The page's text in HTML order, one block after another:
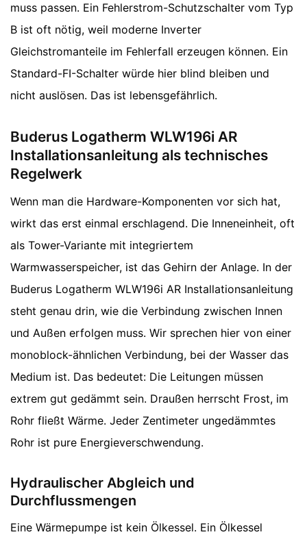
muss passen. Ein Fehlerstrom-Schutzschalter vom Typ
B ist oft nötig, weil moderne Inverter
Gleichstromanteile im Fehlerfall erzeugen können. Ein
Standard-FI-Schalter würde hier blind bleiben und
nicht auslösen. Das ist lebensgefährlich.
Buderus Logatherm WLW196i AR
Installationsanleitung als technisches
Regelwerk
Wenn man die Hardware-Komponenten vor sich hat,
wirkt das erst einmal erschlagend. Die Inneneinheit, oft
als Tower-Variante mit integriertem
Warmwasserspeicher, ist das Gehirn der Anlage. In der
Buderus Logatherm WLW196i AR Installationsanleitung
steht genau drin, wie die Verbindung zwischen Innen
und Außen erfolgen muss. Wir sprechen hier von einer
monoblock-ähnlichen Verbindung, bei der Wasser das
Medium ist. Das bedeutet: Die Leitungen müssen
extrem gut gedämmt sein. Draußen herrscht Frost, im
Rohr fließt Wärme. Jeder Zentimeter ungedämmtes
Rohr ist pure Energieverschwendung.
Hydraulischer Abgleich und
Durchflussmengen
Eine Wärmepumpe ist kein Ölkessel. Ein Ölkessel